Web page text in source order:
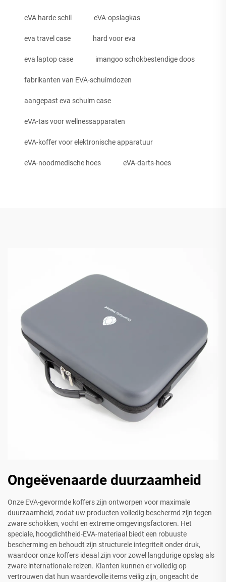
eVA harde schil eVA-opslagkas
eva travel case hard voor eva
eva laptop case imangoo schokbestendige doos
fabrikanten van EVA-schuimdozen
aangepast eva schuim case
eVA-tas voor wellnessapparaten
eVA-koffer voor elektronische apparatuur
eVA-noodmedische hoes eVA-darts-hoes
Ongeëvenaarde duurzaamheid
Onze EVA-gevormde koffers zijn ontworpen voor maximale
duurzaamheid, zodat uw producten volledig beschermd zijn tegen
zware schokken, vocht en extreme omgevingsfactoren. Het
speciale, hoogdichtheid-EVA-materiaal biedt een robuuste
bescherming en behoudt zijn structurele integriteit onder druk,
waardoor onze koffers ideaal zijn voor zowel langdurige opslag als
zware internationale reizen. Klanten kunnen er volledig op
vertrouwen dat hun waardevolle items veilig zijn, ongeacht de